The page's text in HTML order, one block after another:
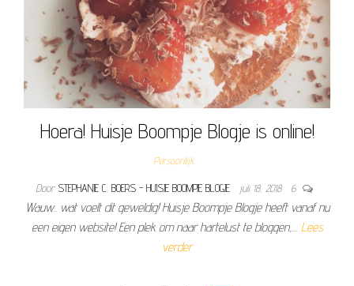
Hoera! Huisje Boompje Blogje is online!
Persoonlijk
Door STEPHANIE C. BOERS - HUISJE BOOMPJE BLOGJE juli 18, 2018 6
Wauw.. wat voelt dit geweldig! Huisje Boompje Blogje heeft vanaf nu
een eigen website! Een plek om naar hartelust te bloggen,… Lees
verder